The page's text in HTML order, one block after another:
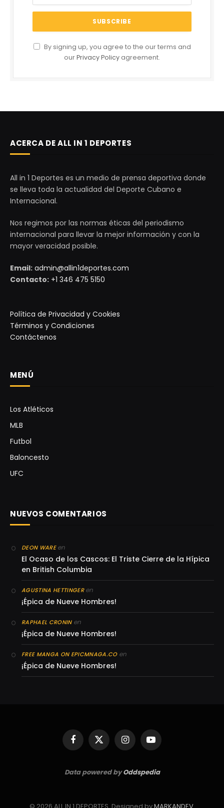
By signing up, you agree to the our terms and
ourPrivacy Policy agreement.
ACERCA DE ALL IN 1 DEPORTES
All in 1 Deportes es un medio de prensa deportiva donde
se lleva toda la actualidad del Deporte Cubano e
Internacional.
Nos regimos por las normas éticas del periodismo
internacional para llevar la mejor información y con la
mayor veracidad posible.
Email: admin@allin1deportes.com
Contacto: +1 346 475 5150
Política de Privacidad y Cookies
Términos y Condiciones
Contáctenos
MENÚ
Los Atléticos
MLB
Futbol
Baloncesto
UFC
NUEVOS COMENTARIOS
DEON WAREen
El Ocaso de los Cascos: El Triste Cierre de la Hípica
en British Columbia
AGUSTINA HETTINGERen
¡Épica de Nueve Hombres!
RAPHAEL CRONINen
¡Épica de Nueve Hombres!
FREE MANGA ON EPICMNAGA.COen
¡Épica de Nueve Hombres!
Facebook
X
(Twitter)
InstagramYouTube
Data powered byOddspedia